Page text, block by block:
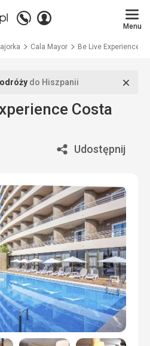
Zadzwoń
+48
771
Zaloguj
Menu
Cala Mayor Be Live Experience
do Hiszpanii
Costa
Udostępnij